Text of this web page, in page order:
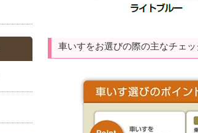
車いすをお選びの際の主なチェッ